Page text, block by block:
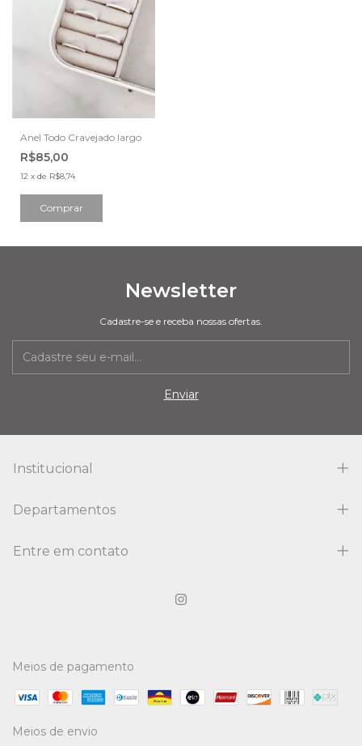
Anel Todo Cravejado largo
R$85,00
12 x de R$8,74
Comprar
Newsletter
Cadastre-se e receba nossas ofertas.
Institucional
Departamentos
Entre em contato
Meios de pagamento
Meios de envio